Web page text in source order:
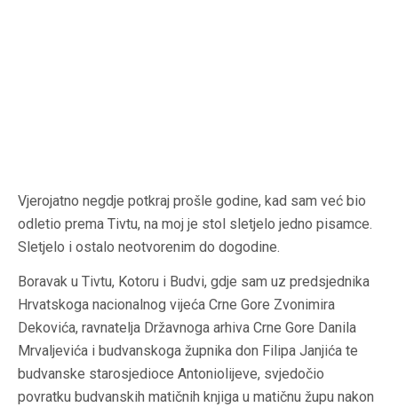
Vjerojatno negdje potkraj prošle godine, kad sam već bio
odletio prema Tivtu, na moj je stol sletjelo jedno pisamce.
Sletjelo i ostalo neotvorenim do dogodine.
Boravak u Tivtu, Kotoru i Budvi, gdje sam uz predsjednika
Hrvatskoga nacionalnog vijeća Crne Gore Zvonimira
Dekovića, ravnatelja Državnoga arhiva Crne Gore Danila
Mrvaljevića i budvanskoga župnika don Filipa Janjića te
budvanske starosjedioce Antoniolijeve, svjedočio
povratku budvanskih matičnih knjiga u matičnu župu nakon